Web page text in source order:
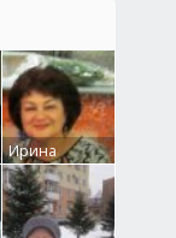
Ирина
Бруцкая41